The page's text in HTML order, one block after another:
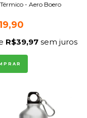
- Aero Boero
R$39,97sem juros